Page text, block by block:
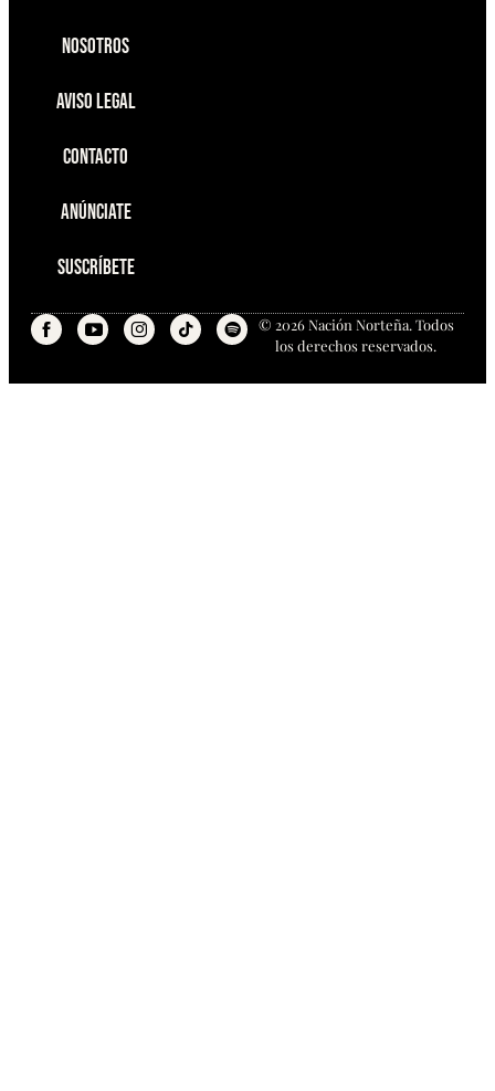
Nosotros
Aviso Legal
Contacto
Anúnciate
Suscríbete
© 2026 Nación Norteña. Todos
los derechos reservados.